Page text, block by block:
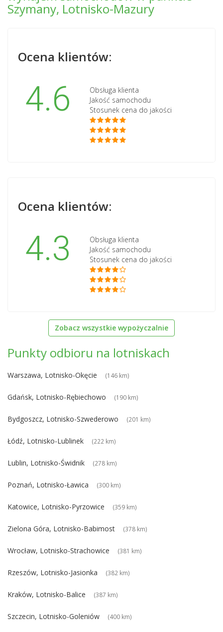
Szymany, Lotnisko-Mazury
Ocena klientów:
4.6
Obsługa klienta
Jakość samochodu
Stosunek cena do jakości
Ocena klientów:
4.3
Obsługa klienta
Jakość samochodu
Stosunek cena do jakości
Zobacz wszystkie wypożyczalnie
Punkty odbioru na lotniskach
Warszawa, Lotnisko-Okęcie (146 km)
Gdańsk, Lotnisko-Rębiechowo (190 km)
Bydgoszcz, Lotnisko-Szwederowo (201 km)
Łódź, Lotnisko-Lublinek (222 km)
Lublin, Lotnisko-Świdnik (278 km)
Poznań, Lotnisko-Ławica (300 km)
Katowice, Lotnisko-Pyrzowice (359 km)
Zielona Góra, Lotnisko-Babimost (378 km)
Wrocław, Lotnisko-Strachowice (381 km)
Rzeszów, Lotnisko-Jasionka (382 km)
Kraków, Lotnisko-Balice (387 km)
Szczecin, Lotnisko-Goleniów (400 km)